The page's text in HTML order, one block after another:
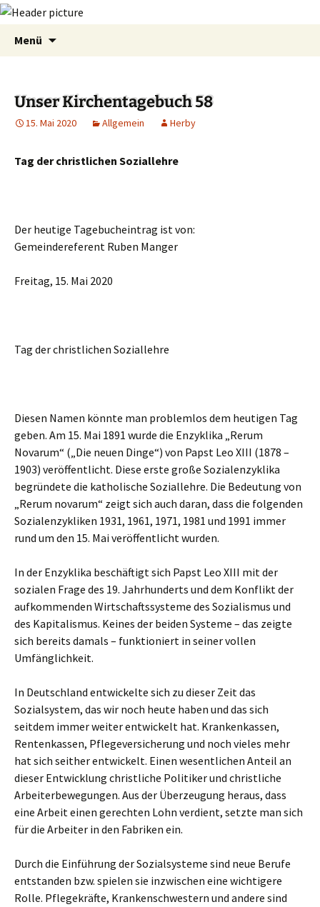
Menü
Unser Kirchentagebuch 58
15. Mai 2020 Allgemein Herby
Tag der christlichen Soziallehre
Der heutige Tagebucheintrag ist von:
Gemeindereferent Ruben Manger
Freitag, 15. Mai 2020
Tag der christlichen Soziallehre
Diesen Namen könnte man problemlos dem heutigen Tag
geben. Am 15. Mai 1891 wurde die Enzyklika „Rerum
Novarum“ („Die neuen Dinge“) von Papst Leo XIII (1878 –
1903) veröffentlicht. Diese erste große Sozialenzyklika
begründete die katholische Soziallehre. Die Bedeutung von
„Rerum novarum“ zeigt sich auch daran, dass die folgenden
Sozialenzykliken 1931, 1961, 1971, 1981 und 1991 immer
rund um den 15. Mai veröffentlicht wurden.
In der Enzyklika beschäftigt sich Papst Leo XIII mit der
sozialen Frage des 19. Jahrhunderts und dem Konflikt der
aufkommenden Wirtschaftssysteme des Sozialismus und
des Kapitalismus. Keines der beiden Systeme – das zeigte
sich bereits damals – funktioniert in seiner vollen
Umfänglichkeit.
In Deutschland entwickelte sich zu dieser Zeit das
Sozialsystem, das wir noch heute haben und das sich
seitdem immer weiter entwickelt hat. Krankenkassen,
Rentenkassen, Pflegeversicherung und noch vieles mehr
hat sich seither entwickelt. Einen wesentlichen Anteil an
dieser Entwicklung christliche Politiker und christliche
Arbeiterbewegungen. Aus der Überzeugung heraus, dass
eine Arbeit einen gerechten Lohn verdient, setzte man sich
für die Arbeiter in den Fabriken ein.
Durch die Einführung der Sozialsysteme sind neue Berufe
entstanden bzw. spielen sie inzwischen eine wichtigere
Rolle. Pflegekräfte, Krankenschwestern und andere sind